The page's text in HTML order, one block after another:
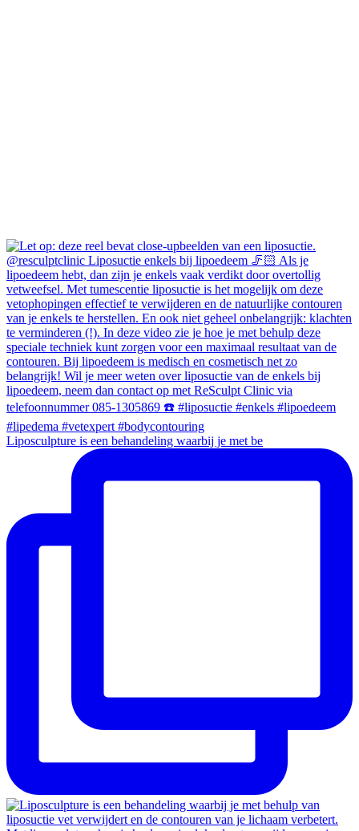
Liposculpture is een behandeling waarbij je met be